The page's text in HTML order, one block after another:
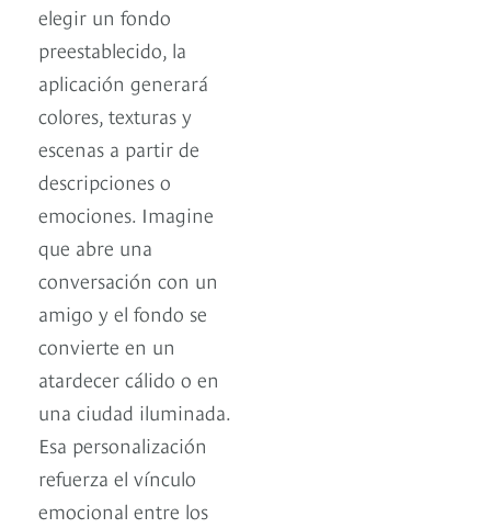
elegir un fondo
preestablecido, la
aplicación generará
colores, texturas y
escenas a partir de
descripciones o
emociones. Imagine
que abre una
conversación con un
amigo y el fondo se
convierte en un
atardecer cálido o en
una ciudad iluminada.
Esa personalización
refuerza el vínculo
emocional entre los